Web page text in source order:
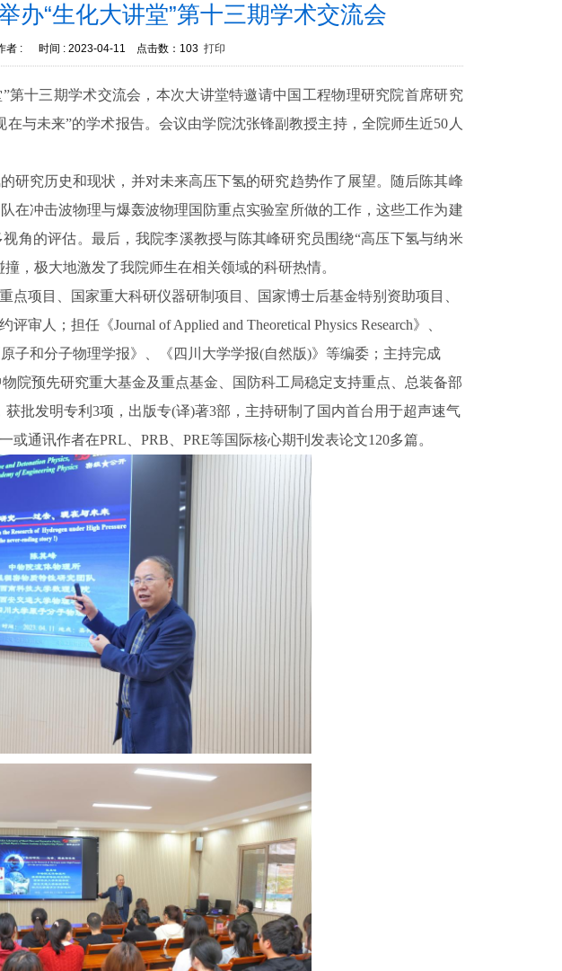
办“生化大讲堂”第十三期学术交流会
: 时间 : 2023-04-11 点击数：103 打印
第十三期学术交流会，本次大讲堂特邀请中国工程物理研究院首席研究
与未来”的学术报告。会议由学院沈张锋副教授主持，全院师生近50人
研究历史和现状，并对未来高压下氢的研究趋势作了展望。随后陈其峰
在冲击波物理与爆轰波物理国防重点实验室所做的工作，这些工作为建
角的评估。最后，我院李溪教授与陈其峰研究员围绕“高压下氢与纳米
，极大地激发了我院师生在相关领域的科研热情。
点项目、国家重大科研仪器研制项目、国家博士后基金特别资助项目、
评审人；担任《Journal of Applied and Theoretical Physics Research》、
《原子和分子物理学报》、《四川大学学报(自然版)》等编委；主持完成
院预先研究重大基金及重点基金、国防科工局稳定支持重点、总装备部
批发明专利3项，出版专(译)著3部，主持研制了国内首台用于超声速气
通讯作者在PRL、PRB、PRE等国际核心期刊发表论文120多篇。